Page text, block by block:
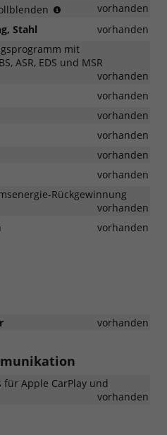
(Bereifungvorhanden
Stahl
vorhanden
mit
ASR, EDS und MSR
vorhanden
vorhanden
vorhanden
vorhanden
vorhanden
vorhanden
Rückgewinnung
vorhanden
vorhanden
vorhanden
für Apple CarPlay und
vorhanden